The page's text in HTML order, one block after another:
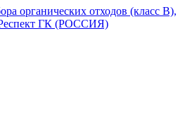
органических отходов (класс В),
Респект ГК (РОССИЯ)